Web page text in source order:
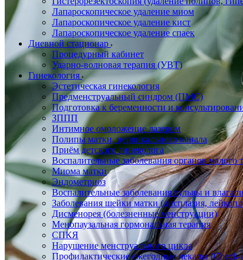
Лапароскопическое удаление миом
Лапароскопическое удаление кист
Лапароскопическое удаление спаек
Дневной стационар
Процедурный кабинет
Ударно-волновая терапия (УВТ)
Гинекология
Эстетическая гинекология
Предменструальный синдром (ПМС)
Подготовка к беременности и
ЗППП
Интимное омоложение лазером
Полипы матки, цервикального канала
Приём детского гинеколога
Воспалительные заболевания органов
Миома матки
Эндометриоз
Воспалительные заболевания вульвы и
Заболевания шейки матки (дисплазия,
Дисменорея (болезненные менструации)
Менопаузальная гормональная терапия
СПКЯ
Нарушение менструального цикла
Профилактические ежегодные чекапы